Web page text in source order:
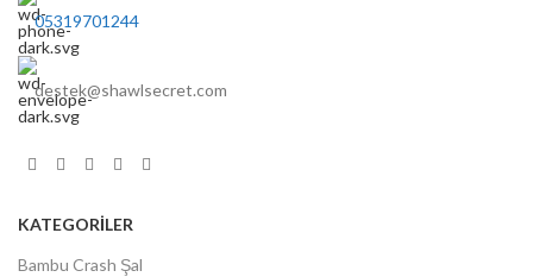
05319701244
destek@shawlsecret.com
KATEGORİLER
Bambu Crash Şal